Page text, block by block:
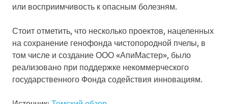
или восприимчивость к опасным болезням.
Стоит отметить, что несколько проектов, нацеленных
на сохранение генофонда чистопородной пчелы, в
том числе и создание ООО «АпиМастер», было
реализовано при поддержке некоммерческого
государственного Фонда содействия инновациям.